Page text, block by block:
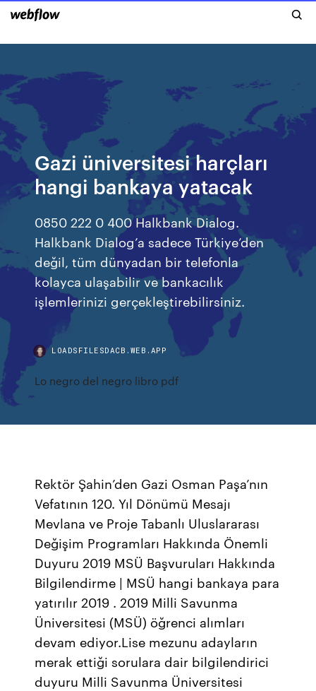
Gazi üniversitesi harçları
hangi bankaya yatacak
0850 222 0 400 Halkbank Dialog.
Halkbank Dialog’a sadece Türkiye’den
değil, tüm dünyadan bir telefonla
kolayca ulaşabilir ve bankacılık
işlemlerinizi gerçekleştirebilirsiniz.
LOADSFILESDACB.WEB.APP
Lo negro del negro libro pdf
Rektör Şahin’den Gazi Osman Paşa’nın
Vefatının 120. Yıl Dönümü Mesajı
Mevlana ve Proje Tabanlı Uluslararası
Değişim Programları Hakkında Önemli
Duyuru 2019 MSÜ Başvuruları Hakkında
Bilgilendirme | MSÜ hangi bankaya para
yatırılır 2019 . 2019 Milli Savunma
Üniversitesi (MSÜ) öğrenci alımları
devam ediyor.Lise mezunu adayların
merak ettiği sorulara dair bilgilendirici
duyuru Milli Savunma Üniversitesi